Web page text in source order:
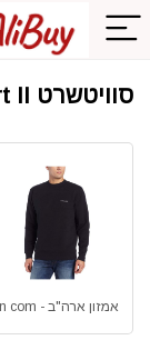
סוויטשרט Columbia Hart II של קולומביה
אמזון ארה"ב - Amazon com